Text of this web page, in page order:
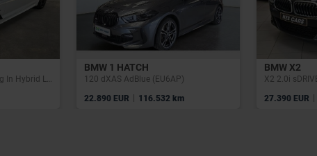
530e Touring M Sport Plug In Hybrid Laser ACC Trekhaak
BMW 1 HATCH
120 dXAS AdBlue (EU6AP)
22.890 EUR | 116.532 km
BMW X2
27.390 EUR |